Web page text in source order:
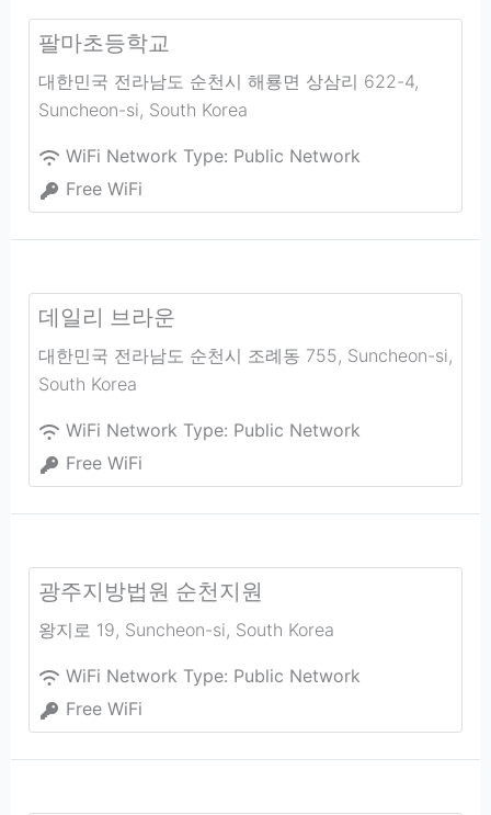
팔마초등학교
대한민국 전라남도 순천시 해룡면 상삼리 622-4,
Suncheon-si, South Korea
WiFi Network Type: Public Network
Free WiFi
데일리 브라운
대한민국 전라남도 순천시 조례동 755, Suncheon-si,
South Korea
WiFi Network Type: Public Network
Free WiFi
광주지방법원 순천지원
왕지로 19, Suncheon-si, South Korea
WiFi Network Type: Public Network
Free WiFi